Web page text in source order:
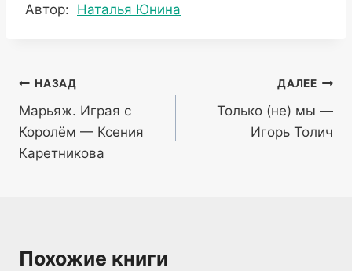
Метки
Автор: Наталья Юнина
Навигация
по
записям
НАЗАД
Марьяж. Играя с
Королём — Ксения
Каретникова
ДАЛЕЕ
Только (не) мы —
Игорь Толич
Похожие книги